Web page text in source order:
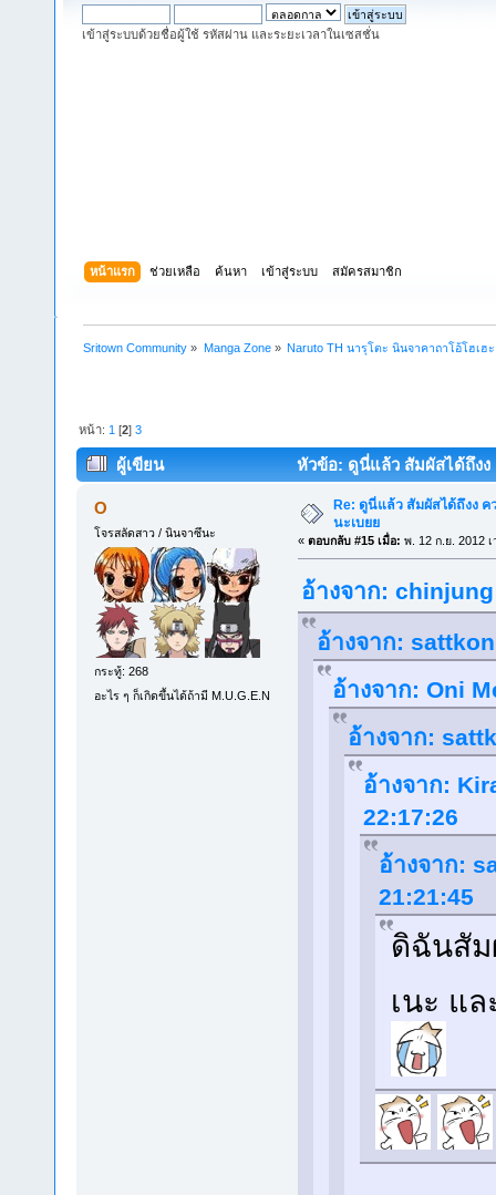
เข้าสู่ระบบด้วยชื่อผู้ใช้ รหัสผ่าน และระยะเวลาในเซสชั่น
หน้าแรก ช่วยเหลือ ค้นหา เข้าสู่ระบบ สมัครสมาชิก
Sritown Community » Manga Zone» Naruto TH นารุโตะ นินจาคาถาโอ้โฮเฮ
หน้า: 1 [2]3
ผู้เขียน หัวข้อ: ดูนี่แล้ว สัมผัสได้ถึงง
O
โจรสลัดสาว / นินจาซึนะ
กระทู้: 268
อะไร ๆ ก็เกิดขึ้นได้ถ้ามี M.U.G.E.N
Re: ดูนี่แล้ว สัมผัสได้ถึงง
นะเบยย
« ตอบกลับ #15 เมื่อ: พ. 12 ก.ย. 2012
อ้างจาก:
อ้างจาก:
อ้างจาก: Oni
อ้างจาก:
อ้างจาก:
22:17:26
อ้างจาก:
21:21:45
ดิฉันสัม
เนะ แ